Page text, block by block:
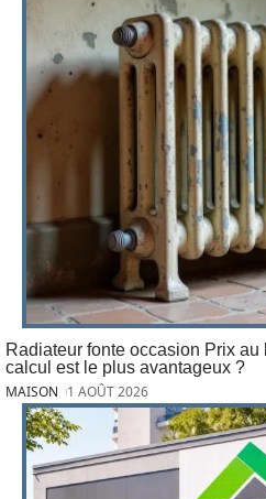
Radiateur fonte occasion Prix au
calcul est le plus avantageux ?
MAISON 1 AOÛT 2026